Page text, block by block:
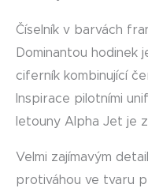
Číselník v barvách
Dominantou
ciferník kombinující
Inspirace pilotními
letouny Alpha Jet je
Velmi zajímavým
protiváhou ve tvaru